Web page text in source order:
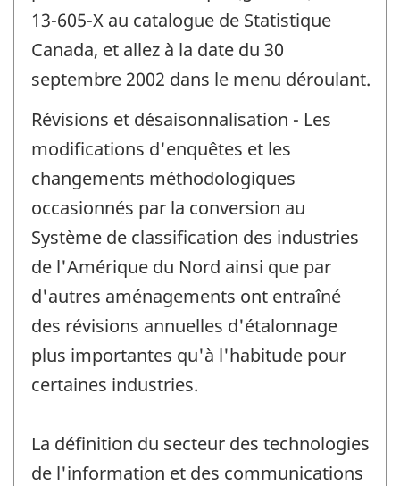
13-605-X au catalogue de Statistique
Canada, et allez à la date du 30
septembre 2002 dans le menu déroulant.
Révisions et désaisonnalisation - Les
modifications d'enquêtes et les
changements méthodologiques
occasionnés par la conversion au
Système de classification des industries
de l'Amérique du Nord ainsi que par
d'autres aménagements ont entraîné
des révisions annuelles d'étalonnage
plus importantes qu'à l'habitude pour
certaines industries.
La définition du secteur des technologies
de l'information et des communications